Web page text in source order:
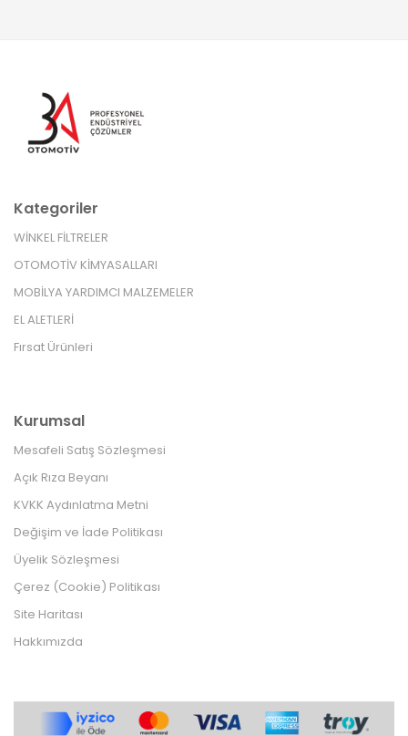
Kategoriler
WİNKEL FİLTRELER
OTOMOTİV KİMYASALLARI
MOBİLYA YARDIMCI MALZEMELER
EL ALETLERİ
Fırsat Ürünleri
Kurumsal
Mesafeli Satış Sözleşmesi
Açık Rıza Beyanı
KVKK Aydınlatma Metni
Değişim ve İade Politikası
Üyelik Sözleşmesi
Çerez (Cookie) Politikası
Site Haritası
Hakkımızda